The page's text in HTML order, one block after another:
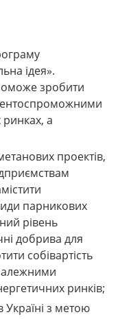
ідея».
зробити
а
проектів,
парникових
рівень
добрива для
собівартість
ринків;
Україні з метою